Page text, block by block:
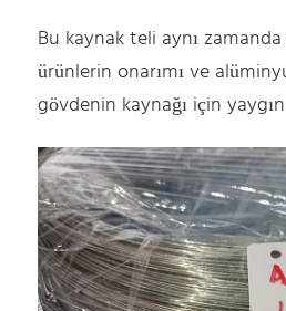
Bu kaynak teli aynı
ürünlerin onarımı ve
gövdenin kaynağı için